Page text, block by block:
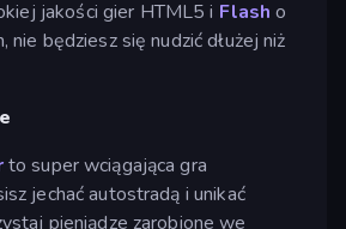
jakości gier HTML5 i Flash o
nie będziesz się nudzić dłużej niż
to super wciągająca gra
jechać autostradą i unikać
pieniądze zarobione we